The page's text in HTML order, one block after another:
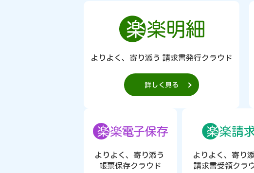
よりよく、寄り添う 請求書発行クラウド
詳しく見る
よりよく、寄り添う
帳票保存クラウド
よりよく、寄り
請求書受領クラ